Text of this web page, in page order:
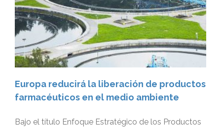
Europa reducirá la liberación de productos
farmacéuticos en el medio ambiente
Bajo el título Enfoque Estratégico de los Productos